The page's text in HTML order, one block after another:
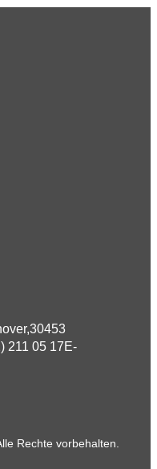
,30453
211 05 17E-
Rechte vorbehalten.